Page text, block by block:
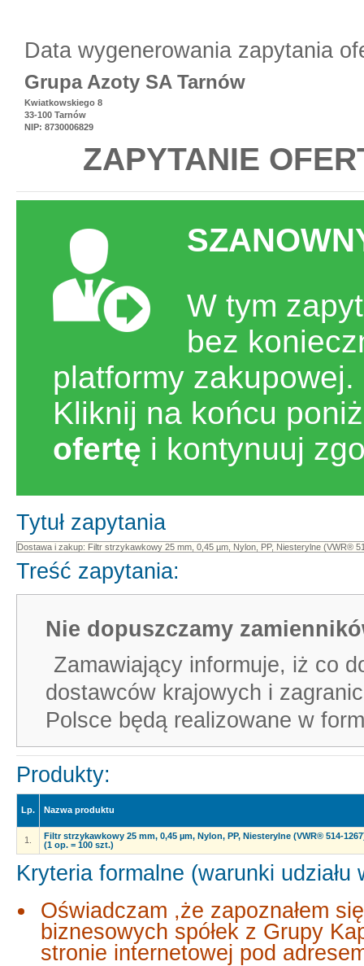
Data wygenerowania zapytania
Grupa Azoty SA Tarnów
Kwiatkowskiego 8
33-100 Tarnów
NIP: 8730006829
ZAPYTANIE
W tym
bez
platformy zakupowej.
Kliknij na końcu
ofertę i kontynuuj
Tytuł zapytania
Treść zapytania:
Nie dopuszczamy
Zamawiający informuje, iż co
dostawców krajowych i
Polsce będą realizowane w
Produkty:
Lp. Nazwa produktu
1.
Filtr strzykawkowy 25 mm, 0,45 µm, Nylon, PP, Niesterylne (VWR® 514-
(1 op. = 100 szt.)
Kryteria formalne (warunki udziału
Oświadczam ,że zapoznałem
biznesowych spółek z Grupy
stronie internetowej pod